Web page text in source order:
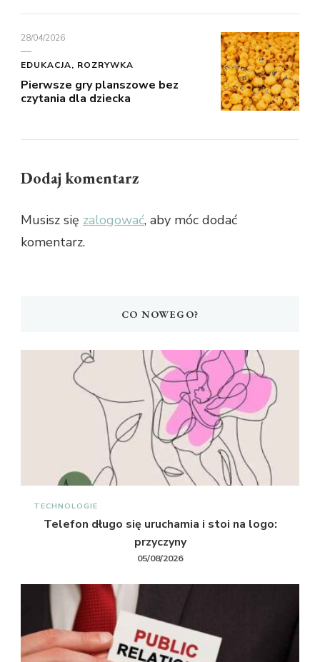
28/04/2026
EDUKACJA, ROZRYWKA
Pierwsze gry planszowe bez
czytania dla dziecka
Dodaj komentarz
Musisz się zalogować, aby móc dodać
komentarz.
CO NOWEGO?
TECHNOLOGIE
Telefon długo się uruchamia i stoi na logo:
przyczyny
05/08/2026